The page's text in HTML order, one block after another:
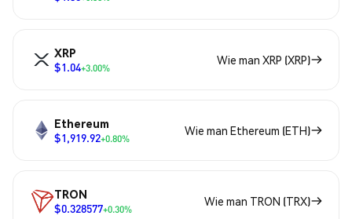
XRP
$1.04+3.00%
Wie man XRP (XRP)
Ethereum
$1,919.92+0.80%
Wie man Ethereum (ETH)
TRON
$0.328577+0.30%
Wie man TRON (TRX)